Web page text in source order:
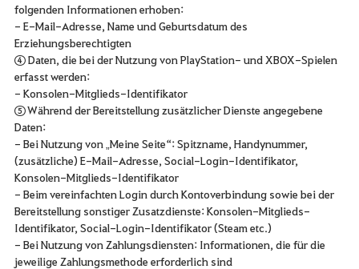
folgenden Informationen erhoben:
- E-Mail-Adresse, Name und Geburtsdatum des
Erziehungsberechtigten
④ Daten, die bei der Nutzung von PlayStation- und XBOX-Spielen
erfasst werden:
- Konsolen-Mitglieds-Identifikator
⑤ Während der Bereitstellung zusätzlicher Dienste angegebene
Daten:
- Bei Nutzung von „Meine Seite“: Spitzname, Handynummer,
(zusätzliche) E-Mail-Adresse, Social-Login-Identifikator,
Konsolen-Mitglieds-Identifikator
- Beim vereinfachten Login durch Kontoverbindung sowie bei der
Bereitstellung sonstiger Zusatzdienste: Konsolen-Mitglieds-
Identifikator, Social-Login-Identifikator (Steam etc.)
- Bei Nutzung von Zahlungsdiensten: Informationen, die für die
jeweilige Zahlungsmethode erforderlich sind